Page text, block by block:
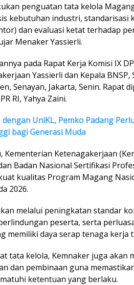
penguatan tata kelola
kebutuhan industri, standarisasi
dan evaluasi ketat terhadap
Menaker Yassierli.
pada Rapat Kerja Komisi IX
Yassierli dan Kepala BNSP,
Senayan, Jakarta, Senin. Rapat
RI, Yahya Zaini.
dengan UniKL, Pemko Padang
bagi Generasi Muda
Kementerian Ketenagakerjaan
Badan Nasional Sertifikasi
kualitas Program Magang
2026.
melalui peningkatan standar
peserta, serta
memiliki daya serap tenaga kerja
tata kelola, Kemnaker juga akan
dan pembinaan guna
ketentuan yang berlaku.